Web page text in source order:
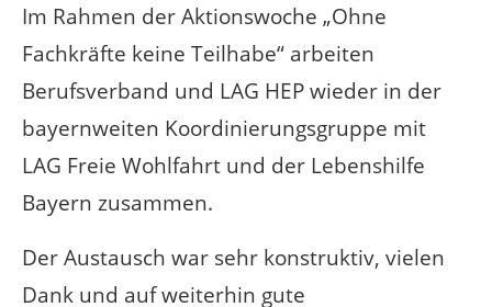
Im Rahmen der Aktionswoche „Ohne
Fachkräfte keine Teilhabe“ arbeiten
Berufsverband und LAG HEP wieder in der
bayernweiten Koordinierungsgruppe mit
LAG Freie Wohlfahrt und der Lebenshilfe
Bayern zusammen.
Der Austausch war sehr konstruktiv, vielen
Dank und auf weiterhin gute